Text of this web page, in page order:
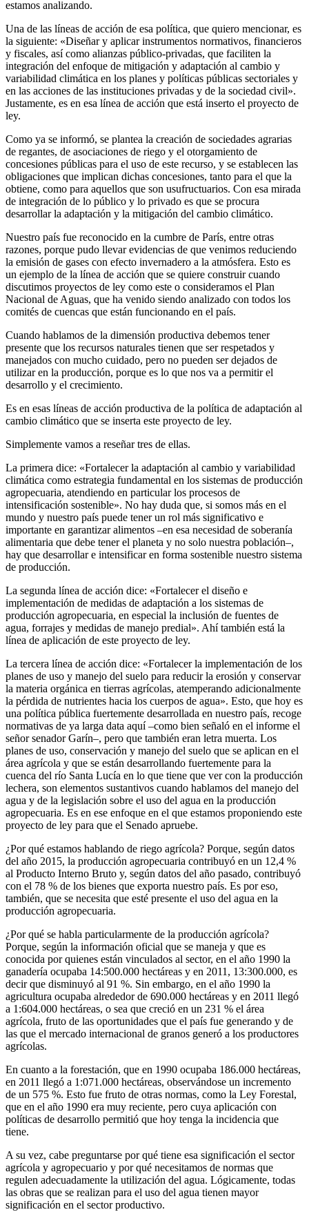
estamos analizando.
Una de las líneas de acción de esa política, que quiero mencionar, es
la siguiente: «Diseñar y aplicar instrumentos normativos, financieros
y fiscales, así como alianzas público-privadas, que faciliten la
integración del enfoque de mitigación y adaptación al cambio y
variabilidad climática en los planes y políticas públicas sectoriales y
en las acciones de las instituciones privadas y de la sociedad civil».
Justamente, es en esa línea de acción que está inserto el proyecto de
ley.
Como ya se informó, se plantea la creación de sociedades agrarias
de regantes, de asociaciones de riego y el otorgamiento de
concesiones públicas para el uso de este recurso, y se establecen las
obligaciones que implican dichas concesiones, tanto para el que la
obtiene, como para aquellos que son usufructuarios. Con esa mirada
de integración de lo público y lo privado es que se procura
desarrollar la adaptación y la mitigación del cambio climático.
Nuestro país fue reconocido en la cumbre de París, entre otras
razones, porque pudo llevar evidencias de que venimos reduciendo
la emisión de gases con efecto invernadero a la atmósfera. Esto es
un ejemplo de la línea de acción que se quiere construir cuando
discutimos proyectos de ley como este o consideramos el Plan
Nacional de Aguas, que ha venido siendo analizado con todos los
comités de cuencas que están funcionando en el país.
Cuando hablamos de la dimensión productiva debemos tener
presente que los recursos naturales tienen que ser respetados y
manejados con mucho cuidado, pero no pueden ser dejados de
utilizar en la producción, porque es lo que nos va a permitir el
desarrollo y el crecimiento.
Es en esas líneas de acción productiva de la política de adaptación al
cambio climático que se inserta este proyecto de ley.
Simplemente vamos a reseñar tres de ellas.
La primera dice: «Fortalecer la adaptación al cambio y variabilidad
climática como estrategia fundamental en los sistemas de producción
agropecuaria, atendiendo en particular los procesos de
intensificación sostenible». No hay duda que, si somos más en el
mundo y nuestro país puede tener un rol más significativo e
importante en garantizar alimentos –en esa necesidad de soberanía
alimentaria que debe tener el planeta y no solo nuestra población–,
hay que desarrollar e intensificar en forma sostenible nuestro sistema
de producción.
La segunda línea de acción dice: «Fortalecer el diseño e
implementación de medidas de adaptación a los sistemas de
producción agropecuaria, en especial la inclusión de fuentes de
agua, forrajes y medidas de manejo predial». Ahí también está la
línea de aplicación de este proyecto de ley.
La tercera línea de acción dice: «Fortalecer la implementación de los
planes de uso y manejo del suelo para reducir la erosión y conservar
la materia orgánica en tierras agrícolas, atemperando adicionalmente
la pérdida de nutrientes hacia los cuerpos de agua». Esto, que hoy es
una política pública fuertemente desarrollada en nuestro país, recoge
normativas de ya larga data aquí –como bien señaló en el informe el
señor senador Garín–, pero que también eran letra muerta. Los
planes de uso, conservación y manejo del suelo que se aplican en el
área agrícola y que se están desarrollando fuertemente para la
cuenca del río Santa Lucía en lo que tiene que ver con la producción
lechera, son elementos sustantivos cuando hablamos del manejo del
agua y de la legislación sobre el uso del agua en la producción
agropecuaria. Es en ese enfoque en el que estamos proponiendo este
proyecto de ley para que el Senado apruebe.
¿Por qué estamos hablando de riego agrícola? Porque, según datos
del año 2015, la producción agropecuaria contribuyó en un 12,4 %
al Producto Interno Bruto y, según datos del año pasado, contribuyó
con el 78 % de los bienes que exporta nuestro país. Es por eso,
también, que se necesita que esté presente el uso del agua en la
producción agropecuaria.
¿Por qué se habla particularmente de la producción agrícola?
Porque, según la información oficial que se maneja y que es
conocida por quienes están vinculados al sector, en el año 1990 la
ganadería ocupaba 14:500.000 hectáreas y en 2011, 13:300.000, es
decir que disminuyó al 91 %. Sin embargo, en el año 1990 la
agricultura ocupaba alrededor de 690.000 hectáreas y en 2011 llegó
a 1:604.000 hectáreas, o sea que creció en un 231 % el área
agrícola, fruto de las oportunidades que el país fue generando y de
las que el mercado internacional de granos generó a los productores
agrícolas.
En cuanto a la forestación, que en 1990 ocupaba 186.000 hectáreas,
en 2011 llegó a 1:071.000 hectáreas, observándose un incremento
de un 575 %. Esto fue fruto de otras normas, como la Ley Forestal,
que en el año 1990 era muy reciente, pero cuya aplicación con
políticas de desarrollo permitió que hoy tenga la incidencia que
tiene.
A su vez, cabe preguntarse por qué tiene esa significación el sector
agrícola y agropecuario y por qué necesitamos de normas que
regulen adecuadamente la utilización del agua. Lógicamente, todas
las obras que se realizan para el uso del agua tienen mayor
significación en el sector productivo.